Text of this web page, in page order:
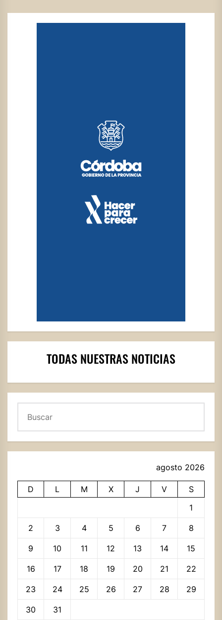
TODAS NUESTRAS NOTICIAS
agosto 2026
D L M X J V
S
1
2 3 4 5 6 7 8
9 10 11 12 13 14 15
16 17 18 19 20 21 22
23 24 25 26 27 28 29
30
31